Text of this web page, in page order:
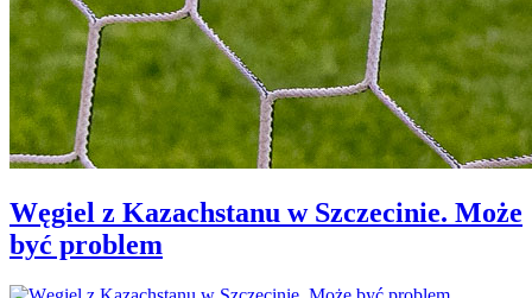
Węgiel z Kazachstanu w Szczecinie. Może
być problem